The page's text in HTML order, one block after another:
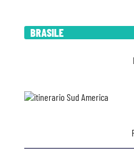
BRASILE